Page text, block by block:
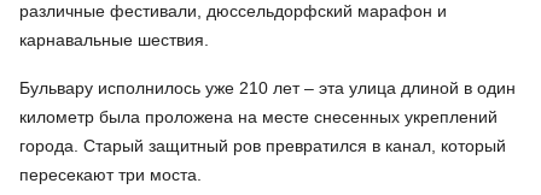
различные фестивали, дюссельдорфский марафон и
карнавальные шествия.
Бульвару исполнилось уже 210 лет – эта улица длиной в один
километр была проложена на месте снесенных укреплений
города. Старый защитный ров превратился в канал, который
пересекают три моста.